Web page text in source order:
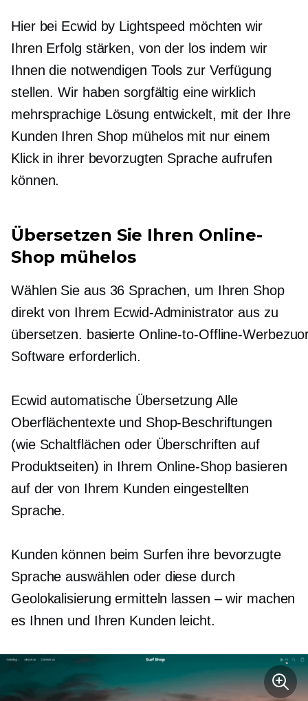
Hier bei Ecwid by Lightspeed möchten wir
Ihren Erfolg stärken, von der losindem wir
Ihnen die notwendigen Tools zur Verfügung
stellen. Wir haben sorgfältig eine wirklich
mehrsprachige Lösung entwickelt, mit der Ihre
Kunden Ihren Shop mühelos mit nur einem
Klick in ihrer bevorzugten Sprache aufrufen
können.
Übersetzen Sie Ihren Online-
Shop mühelos
Wählen Sie aus 36 Sprachen, um Ihren Shop
direkt von Ihrem Ecwid-Administrator aus zu
übersetzen. basierte Online-to-Offline-
Software erforderlich.
Ecwidautomatische Übersetzung Alle
Oberflächentexte und Shop-Beschriftungen
(wie Schaltflächen oder Überschriften auf
Produktseiten) in Ihrem Online-Shop basieren
auf der von Ihrem Kunden eingestellten
Sprache.
Kunden können beim Surfen ihre bevorzugte
Sprache auswählen oder diese durch
Geolokalisierung ermitteln lassen – wir machen
es Ihnen und Ihren Kunden leicht.